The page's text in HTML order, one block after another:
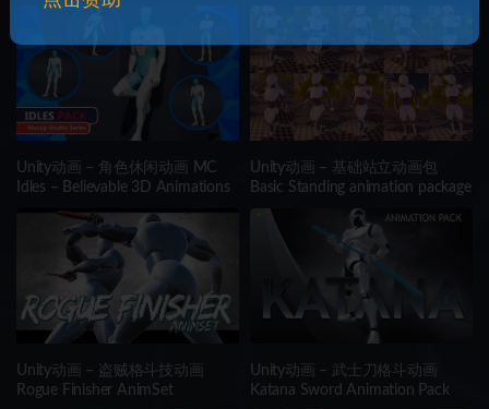
Unity动画 – 角色休闲动画 MC
Idles – Believable 3D Animations
Unity动画 – 基础站立动画包
Basic Standing animation package
Unity动画 – 盗贼格斗技动画
Rogue Finisher AnimSet
Unity动画 – 武士刀格斗动画
Katana Sword Animation Pack